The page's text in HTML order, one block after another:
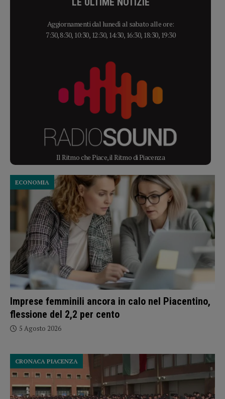
Aggiornamenti dal lunedì al sabato alle ore:
7:30, 8:30, 10:30, 12:30, 14:30, 16:30, 18:30, 19:30
Il Ritmo che Piace, il Ritmo di Piacenza
Imprese femminili ancora in calo nel Piacentino,
flessione del 2,2 per cento
ECONOMIA
5 Agosto 2026
CRONACA PIACENZA